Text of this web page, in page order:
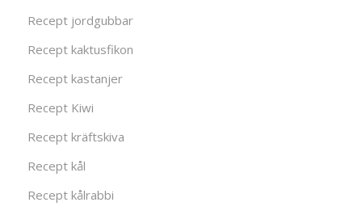
Recept jordgubbar
Recept kaktusfikon
Recept kastanjer
Recept Kiwi
Recept kräftskiva
Recept kål
Recept kålrabbi